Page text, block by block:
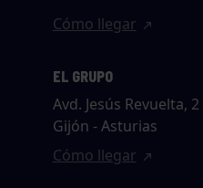
Cómo llegar
EL GRUPO
Avd. Jesús Revuelta,
Gijón - Asturias
Cómo llegar